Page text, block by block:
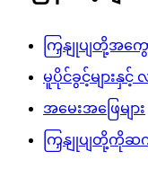
ကြှနျုပျတို့အကွေ
မူပိုင်ခွင့်များနှင့်
အမေးအဖြေများ
ကြှနျုပျတို့ကိုဆ